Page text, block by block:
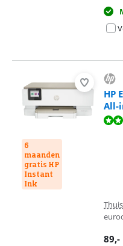
6
maanden
gratis HP
Instant
Ink
HP
All-
Beoordeling is 8,3 van de 10,
89,-